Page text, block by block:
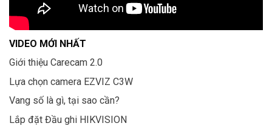
VIDEO MỚI NHẤT
Giới thiệu Carecam 2.0
Lựa chọn camera EZVIZ C3W
Vang số là gì, tại sao cần?
Lắp đặt Đầu ghi HIKVISION